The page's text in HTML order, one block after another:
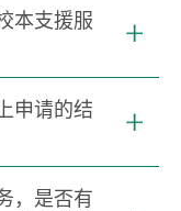
本支援服
申请的结
，是否有